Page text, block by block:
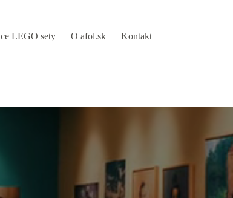
LEGO sety O afol.sk Kontakt